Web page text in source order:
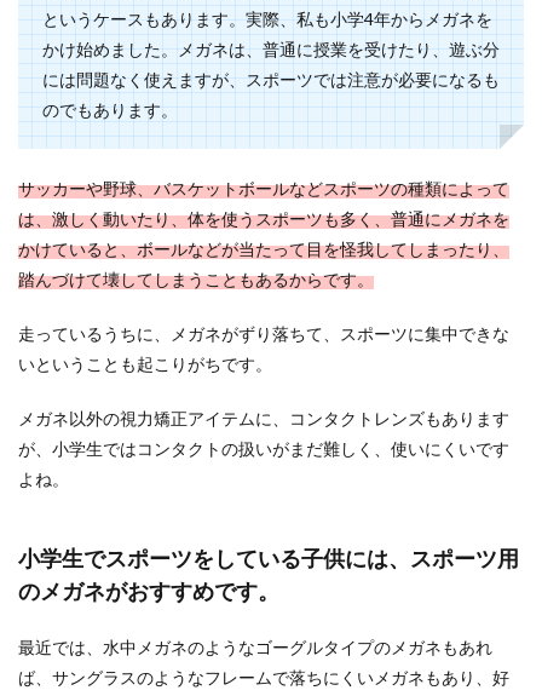
目に疲労を感じたら自分でできるマッ
サージを試してみよう
パソコンやスマホを利用していると、ふと目の疲
労を感じることありますよね。そこで簡単にでき
マグカップの収納。棚に飾る場合のポ
イントや見せる収納術
ティータイムに彩りを添えてくれるマグカップ。
お気に入りのマグカップや、いただき物や思い出
夕飯のおかずと言えば、お肉やお魚などの主役を
思う浮かべますが、本当に美味しく食べるなら、
というケースもあります。実際、私も小学4年からメガネを
かけ始めました。メガネは、普通に授業を受けたり、遊ぶ分
には問題なく使えますが、スポーツでは注意が必要になるも
のでもあります。
サッカーや野球、バスケットボールなどスポーツの種類によって
は、激しく動いたり、体を使うスポーツも多く、普通にメガネを
かけていると、ボールなどが当たって目を怪我してしまったり、
踏んづけて壊してしまうこともあるからです。
走っているうちに、メガネがずり落ちて、スポーツに集中できな
いということも起こりがちです。
メガネ以外の視力矯正アイテムに、コンタクトレンズもあります
が、小学生ではコンタクトの扱いがまだ難しく、使いにくいです
よね。
小学生でスポーツをしている子供には、スポーツ用
のメガネがおすすめです。
最近では、水中メガネのようなゴーグルタイプのメガネもあれ
ば、サングラスのようなフレームで落ちにくいメガネもあり、好